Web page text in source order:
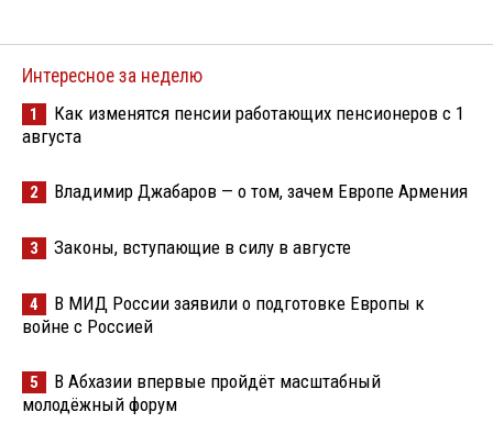
Интересное за неделю
1
Как изменятся пенсии работающих пенсионеров с 1
августа
2 Владимир Джабаров — о том, зачем Европе Армения
3 Законы, вступающие в силу в августе
4
В МИД России заявили о подготовке Европы к
войне с Россией
5
В Абхазии впервые пройдёт масштабный
молодёжный форум